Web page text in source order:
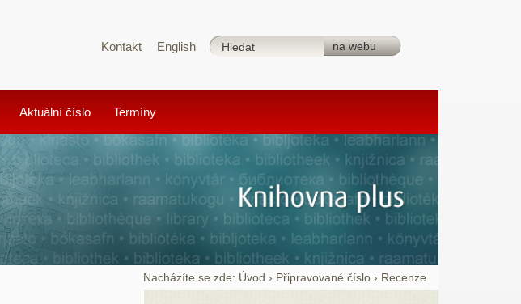
Kontakt English
Aktuální číslo Termíny
Nacházíte se zde: Úvod › Připravované číslo › Recenze